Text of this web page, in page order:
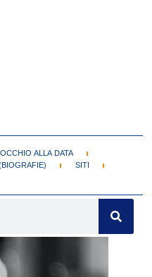
OCCHIO ALLA DATA
SITI